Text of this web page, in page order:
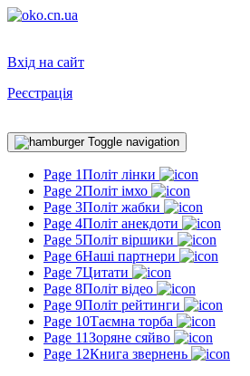
Вхід на сайт
Реєстрація
Toggle navigation
Page 1Політ лінки
Page 2Політ імхо
Page 3Політ жабки
Page 4Політ анекдоти
Page 5Політ віршики
Page 6Наші партнери
Page 7Цитати
Page 8Політ відео
Page 9Політ рейтинги
Page 10Таємна торба
Page 11Зоряне сяйво
Page 12Книга звернень